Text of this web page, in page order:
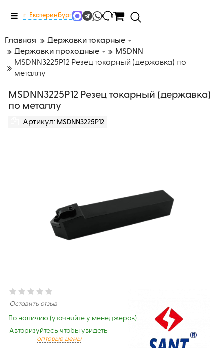
Меню
г. Екатеринбург
Главная
Державки токарные
Державки проходные
MSDNN
MSDNN3225P12 Резец токарный (державка) по
металлу
MSDNN3225P12 Резец токарный (державка)
по металлу
Артикул: MSDNN3225P12
Оставить отзыв
По наличию (уточняйте у менеджеров)
Авторизуйтесь чтобы увидеть
оптовые цены